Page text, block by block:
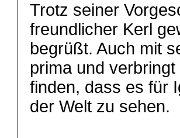
Trotz seiner
freundlicher Kerl
begrüßt. Auch mit
prima und
finden, dass es für
der Welt zu sehen.